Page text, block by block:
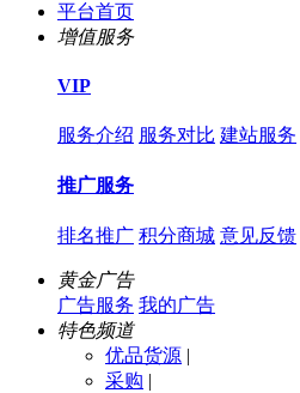
平台首页
增值服务
VIP
服务介绍 服务对比 建站服务
推广服务
排名推广 积分商城 意见反馈
黄金广告
广告服务 我的广告
特色频道
优品货源 |
采购 |